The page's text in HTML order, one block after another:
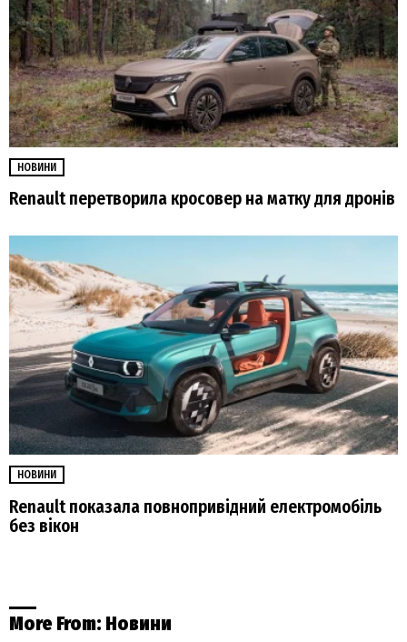
НОВИНИ
Renault перетворила кросовер на матку для дронів
НОВИНИ
Renault показала повнопривідний електромобіль
без вікон
More From: Новини